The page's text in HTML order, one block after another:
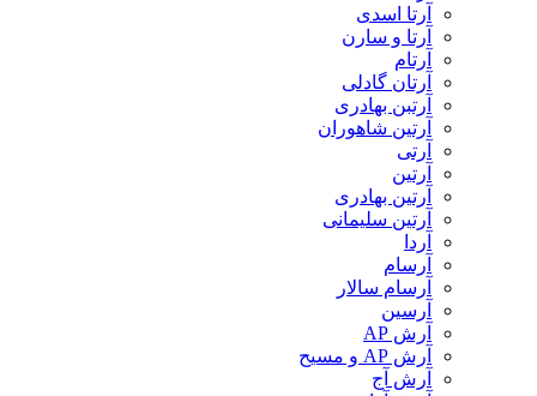
آرتا اسدی
آرتا و سارن
آرتام
آرتان گادلی
آرتبن بهادری
آرتين شاهوران
آرتی
آرتین
آرتین بهادری
آرتین سلیمانی
آردا
آرسام
آرسام سالار
آرسین
آرش AP
آرش AP و مسیح
آرش آج